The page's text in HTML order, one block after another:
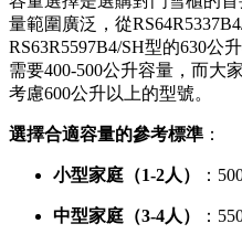
量範圍廣泛，從
RS63R5597B4/SH型的630公
需要400-500公升容量，而大
考慮600公升以上的型號。
選擇合適容量的參考標準 ：
小型家庭（1-2人） ：
中型家庭（3-4人） ：